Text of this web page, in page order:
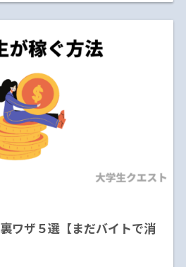
ワザ５選【まだバイトで消